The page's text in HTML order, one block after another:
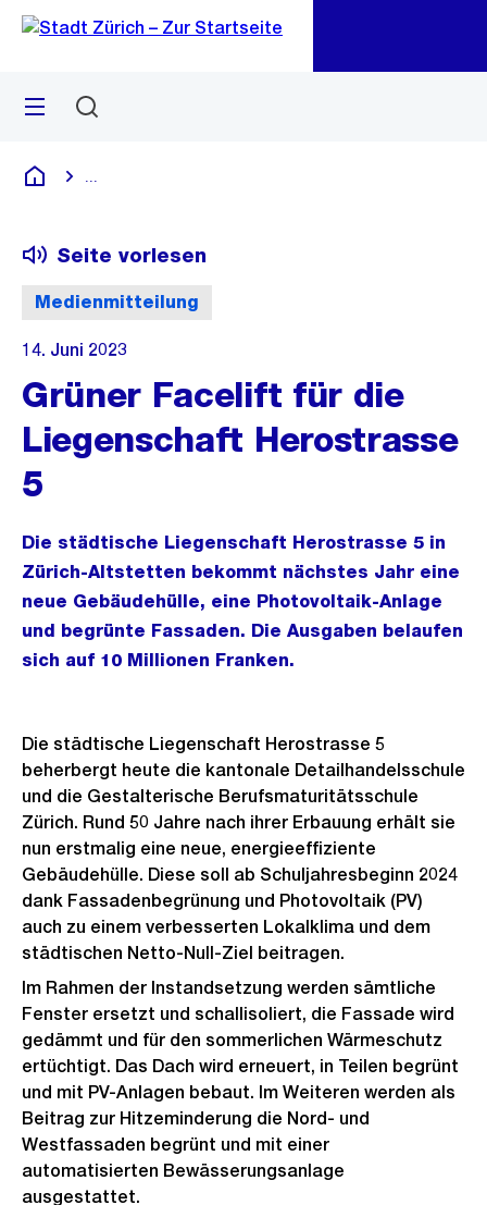
Navigation
Sprunglink
Menü
Deutsch
Medienmitteilung
Seite vorlesen
14. Juni 2023
Grüner Facelift für die
Liegenschaft Herostrasse
5
Die städtische Liegenschaft Herostrasse 5 in
Zürich-Altstetten bekommt nächstes Jahr eine
neue Gebäudehülle, eine Photovoltaik-Anlage
und begrünte Fassaden. Die Ausgaben belaufen
sich auf 10 Millionen Franken.
Die städtische Liegenschaft Herostrasse 5
beherbergt heute die kantonale Detailhandelsschule
und die Gestalterische Berufsmaturitätsschule
Zürich. Rund 50 Jahre nach ihrer Erbauung erhält sie
nun erstmalig eine neue, energieeffiziente
Gebäudehülle. Diese soll ab Schuljahresbeginn 2024
dank Fassadenbegrünung und Photovoltaik (PV)
auch zu einem verbesserten Lokalklima und dem
städtischen Netto-Null-Ziel beitragen.
Im Rahmen der Instandsetzung werden sämtliche
Fenster ersetzt und schallisoliert, die Fassade wird
gedämmt und für den sommerlichen Wärmeschutz
ertüchtigt. Das Dach wird erneuert, in Teilen begrünt
und mit PV-Anlagen bebaut. Im Weiteren werden als
Beitrag zur Hitzeminderung die Nord- und
Westfassaden begrünt und mit einer
automatisierten Bewässerungsanlage
ausgestattet.